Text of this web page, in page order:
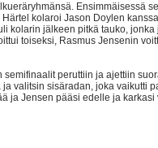
Ensimmäisessä
kolaroi Jason Doylen
kolarin jälkeen pitkä tauko,
toiseksi, Rasmus Jensenin
semifinaalit peruttiin ja ajettiin
valitsin sisäradan, joka vaikutti
ja Jensen pääsi edelle ja karkasi